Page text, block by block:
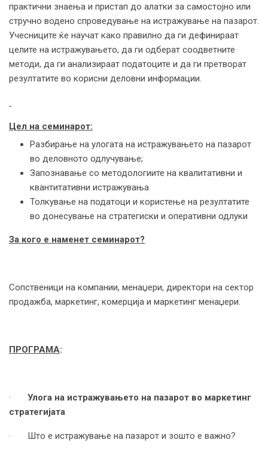
практични знаења и пристап до алатки за самостојно или
стручно водено спроведување на истражување на пазарот.
Учесниците ќе научат како правилно да ги дефинираат
целите на истражувањето, да ги одберат соодветните
методи, да ги анализираат податоците и да ги претворат
резултатите во корисни деловни информации.
Цел на семинарот:
Разбирање на улогата на истражувањето на пазарот
во деловното одлучување;
Запознавање со методологиите на квалитативни и
квантитативни истражувања
Толкување на податоци и користење на резултатите
во донесување на стратегиски и оперативни одлуки
За кого е наменет семинарот?
Сопственици на компании, менаџери, директори на сектор
продажба, маркетинг, комерција и маркетинг менаџери.
ПРОГРАМА:
· Улога на истражувањето на пазарот во маркетинг
стратегијата
· Што е истражување на пазарот и зошто е важно?